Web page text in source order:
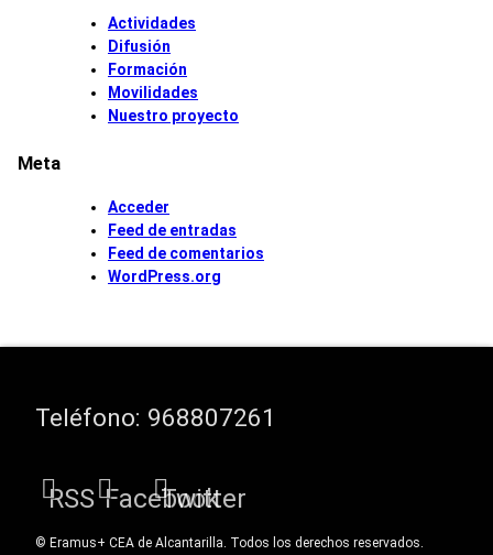
Actividades
Difusión
Formación
Movilidades
Nuestro proyecto
Meta
Acceder
Feed de entradas
Feed de comentarios
WordPress.org
Teléfono: 968807261
RSS Facebook
Twitter
© Eramus+ CEA de Alcantarilla. Todos los derechos reservados.